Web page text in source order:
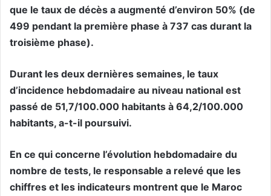
que le taux de décès a augmenté d’environ 50% (de
499 pendant la première phase à 737 cas durant la
troisième phase).
Durant les deux dernières semaines, le taux
d’incidence hebdomadaire au niveau national est
passé de 51,7/100.000 habitants à 64,2/100.000
habitants, a-t-il poursuivi.
En ce qui concerne l’évolution hebdomadaire du
nombre de tests, le responsable a relevé que les
chiffres et les indicateurs montrent que le Maroc